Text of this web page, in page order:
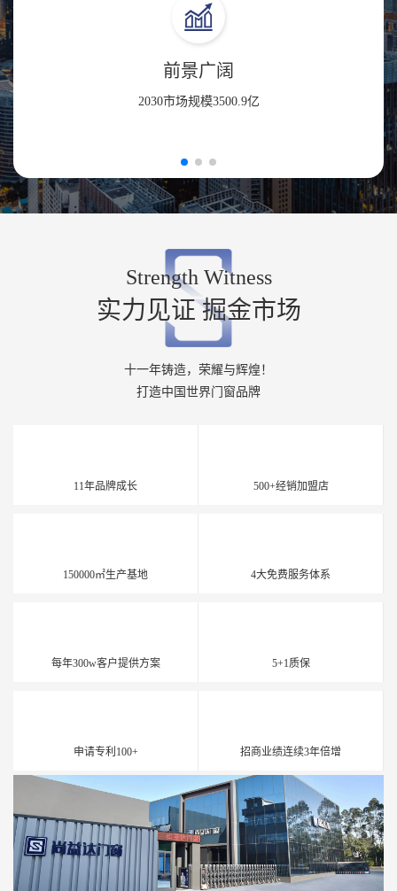
前景广阔
2030市场规模3500.9亿
Strength Witness
实力见证 掘金市场
十一年铸造，荣耀与辉煌！
打造中国世界门窗品牌
11年品牌成长
150000㎡生产基地
每年300w客户提供方案
申请专利100+
500+经销加盟店
4大免费服务体系
5+1质保
招商业绩连续3年倍增